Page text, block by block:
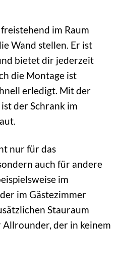
im Raum
Wand stellen. Er ist
bietet dir jederzeit
die Montage ist
erledigt. Mit der
der Schrank im
nur für das
auch für andere
im
im Gästezimmer
Stauraum
der in keinem